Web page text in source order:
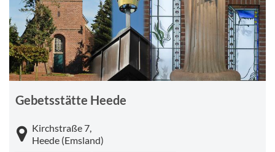
Gebetsstätte Heede
Kirchstraße 7,
Heede (Emsland)